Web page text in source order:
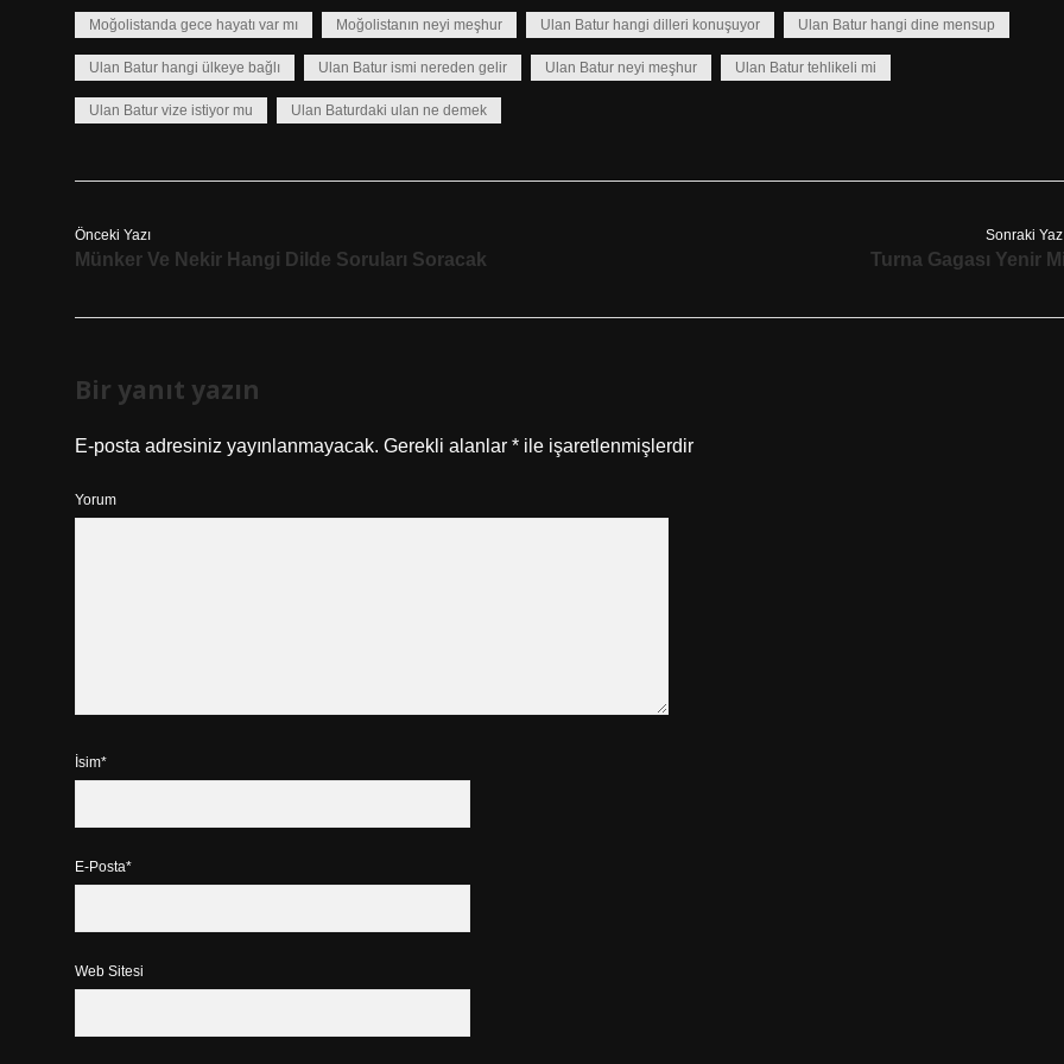
Moğolistanda gece hayatı var mı Moğolistanın neyi meşhur Ulan Batur hangi dilleri konuşuyor Ulan Batur hangi dine mensup
Ulan Batur hangi ülkeye bağlı Ulan Batur ismi nereden gelir Ulan Batur neyi meşhur Ulan Batur tehlikeli mi
Ulan Batur vize istiyor mu Ulan Baturdaki ulan ne demek
Önceki Yazı
Münker Ve Nekir Hangi Dilde Soruları Soracak
Sonraki
Turna Gagası Yenir
Bir yanıt yazın
E-posta adresiniz yayınlanmayacak. Gerekli alanlar * ile işaretlenmişlerdir
Yorum
İsim*
E-Posta*
Web Sitesi